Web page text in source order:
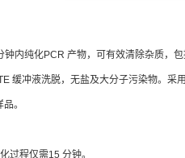
内纯化PCR 产物，可有效清除杂质，
缓冲液洗脱，无盐及大分子污染物。
。
过程仅需15 分钟。